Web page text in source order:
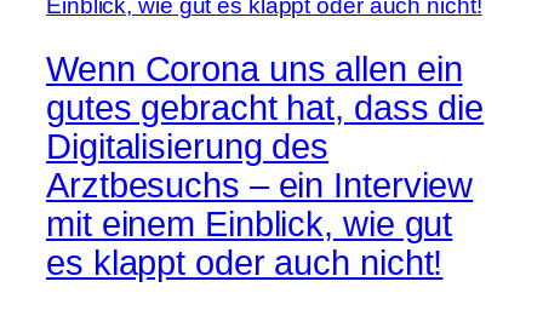
Wenn Corona uns allen ein
gutes gebracht hat, dass die
Digitalisierung des
Arztbesuchs – ein Interview
mit einem Einblick, wie gut
es klappt oder auch nicht!